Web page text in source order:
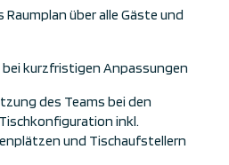
Raumplan über alle Gäste und
kurzfristigen Anpassungen
des Teams bei den
inkl.
und Tischaufstellern